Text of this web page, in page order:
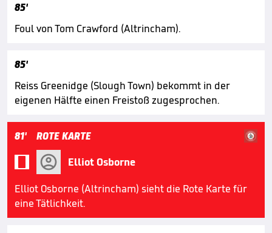
85'
Foul von Tom Crawford (Altrincham).
85'
Reiss Greenidge (Slough Town) bekommt in der
eigenen Hälfte einen Freistoß zugesprochen.
81' ROTE KARTE
Elliot Osborne
Elliot Osborne (Altrincham) sieht die Rote Karte für
eine Tätlichkeit.